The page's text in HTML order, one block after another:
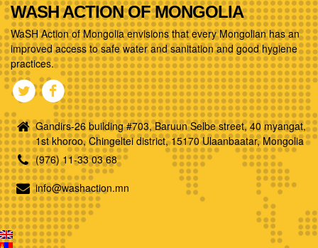
WASH ACTION OF MONGOLIA
WaSH Action of Mongolia envisions that every Mongolian has an
improved access to safe water and sanitation and good hygiene
practices.
Gandirs-26 building #703, Baruun Selbe street, 40 myangat,
1st khoroo, Chingeltei district, 15170 Ulaanbaatar, Mongolia
(976) 11-33 03 68
info@washaction.mn